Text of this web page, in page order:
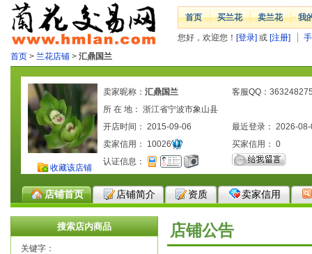
首页 买兰花 卖兰花 我
您好，欢迎您！ [登录] 或 [注册]
首页 > 兰花店铺 > 汇鼎国兰
收藏该店铺
卖家昵称： 汇鼎国兰
客服QQ：
所 在 地： 浙江省宁波市象山县
开店时间： 2015-09-06
最近登录： 2026-
卖家信用： 10026 买家信用： 0
认证信息：
店铺首页 店铺简介 资质 卖家信用
搜索店内商品
关键字：
店铺公告